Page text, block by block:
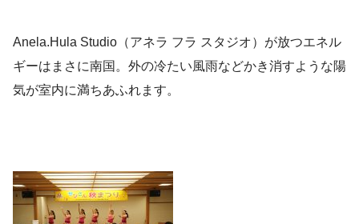
Anela.Hula Studio（アネラ フラ スタジオ）が放つエネル
ギーはまさに南国。外の冷たい風雨などかき消すような陽
気が室内に満ちあふれます。